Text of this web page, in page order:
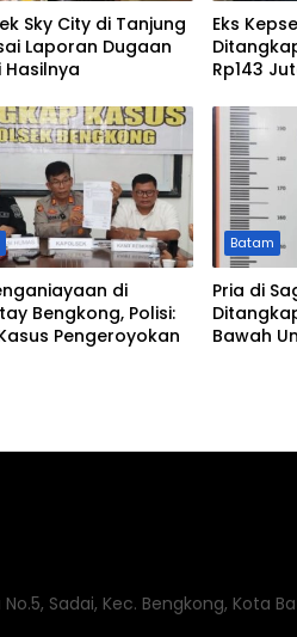
Sky City di Tanjung
Laporan Dugaan
Hasilnya
Eks
Rp143
di
Bengkong, Polisi:
Pengeroyokan
Batam
Pria di
Bawah
Sadai, Kec. Bengkong, Kota